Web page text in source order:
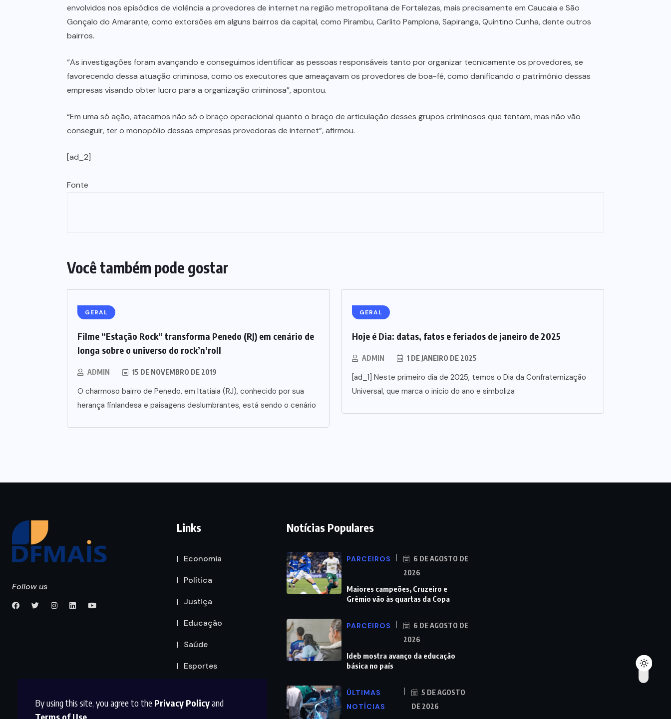
By using this site, you agree to the Privacy Policyand
envolvidos nos episódios de violência a provedores de internet na região metropolitana de Fortalezas, mais precisamente em Caucaia e São
Gonçalo do Amarante, como extorsões em alguns bairros da capital, como Pirambu, Carlito Pamplona, Sapiranga, Quintino Cunha, dente outros
bairros.
“As investigações foram avançando e conseguimos identificar as pessoas responsáveis tanto por organizar tecnicamente os provedores, se
favorecendo dessa atuação criminosa, como os executores que ameaçavam os provedores de boa-fé, como danificando o patrimônio dessas
empresas visando obter lucro para a organização criminosa”, apontou.
“Em uma só ação, atacamos não só o braço operacional quanto o braço de articulação desses grupos criminosos que tentam, mas não vão
conseguir, ter o monopólio dessas empresas provedoras de internet”, afirmou.
[ad_2]
Fonte
Você também pode gostar
GERAL
Filme “Estação Rock” transforma Penedo (RJ) em cenário de
longa sobre o universo do rock’n’roll
ADMIN 15 DE NOVEMBRO DE 2019
O charmoso bairro de Penedo, em Itatiaia (RJ), conhecido por sua
herança finlandesa e paisagens deslumbrantes, está sendo o cenário
GERAL
Hoje é Dia: datas, fatos e feriados de janeiro de 2025
ADMIN 1 DE JANEIRO DE 2025
[ad_1] Neste primeiro dia de 2025, temos o Dia da Confraternização
Universal, que marca o início do ano e simboliza
Follow us
Links
Economia
Política
Justiça
Educação
Saúde
Esportes
Notícias Populares
PARCEIROS
6 DE AGOSTO DE
2026
Maiores campeões, Cruzeiro e
Grêmio vão às quartas da Copa
PARCEIROS
6 DE AGOSTO DE
2026
Ideb mostra avanço da educação
básica no país
ÚLTIMAS
NOTÍCIAS
5 DE AGOSTO
DE 2026